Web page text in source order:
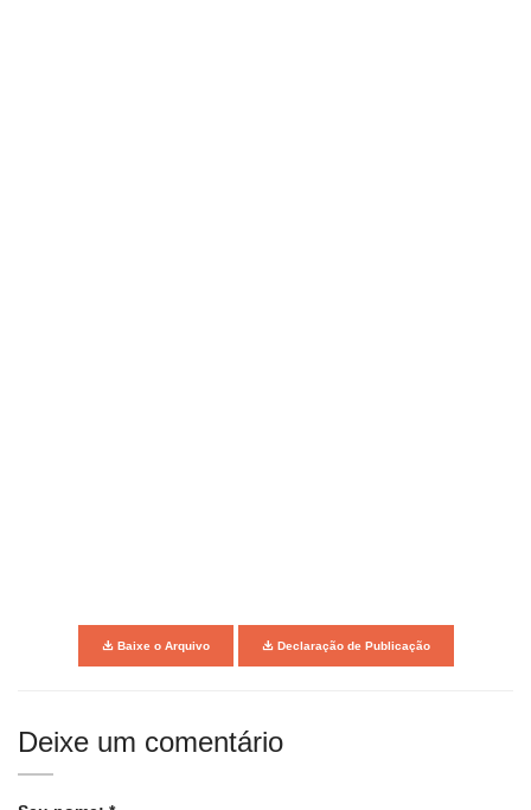
Baixe o Arquivo Declaração de Publicação
Deixe um comentário